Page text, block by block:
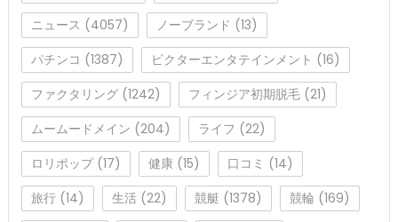
ニュース (4057) ノーブランド (13)
パチンコ (1387) ビクターエンタテインメント (16)
ファクタリング(1242) フィンジア初期脱毛(21)
ムームードメイン (204) ライフ (22)
ロリポップ(17) 健康(15) 口コミ (14)
旅行(14) 生活(22) 競艇 (1378) 競輪 (169)